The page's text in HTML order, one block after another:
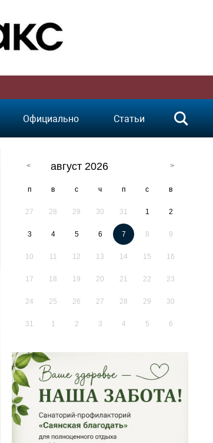
Официально Статьи
август 2026
п в с ч п с в
27 28 29 30 31 1 2
3 4 5 6 7 8 9
10 11 12 13 14 15 16
17 18 19 20 21 22 23
24 25 26 27 28 29 30
31 1 2 3 4 5 6